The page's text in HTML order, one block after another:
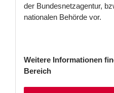
der Bundesnetzagentur,
nationalen Behörde vor.
Weitere Informationen
Bereich